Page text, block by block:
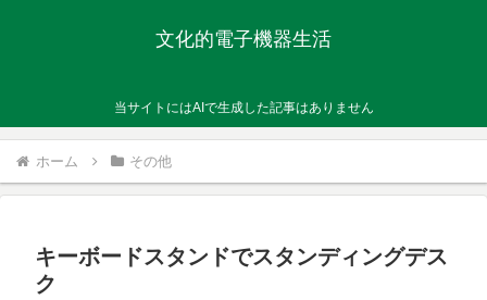
文化的電子機器生活
当サイトにはAIで生成した記事はありません
ホーム その他
キーボードスタンドでスタンディングデス
ク